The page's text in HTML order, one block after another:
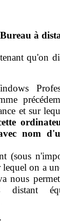
à
qu'on
et sur
nom
(sous
on a
nous